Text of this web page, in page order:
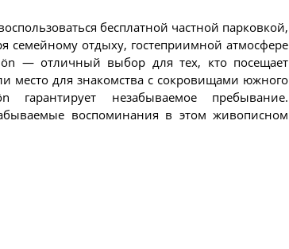
бесплатной частной парковкой,
семейному отдыху, гостеприимной атмосфере
— отличный выбор для тех, кто посещает
для знакомства с сокровищами южного
незабываемое пребывание.
воспоминания в этом живописном